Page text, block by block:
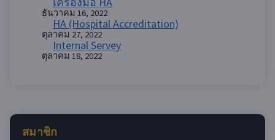
ธันวาคม 16, 2022
HA (Hospital Accreditation)
ตุลาคม 27, 2022
Internal Servey
ตุลาคม 18, 2022
สมาชิก